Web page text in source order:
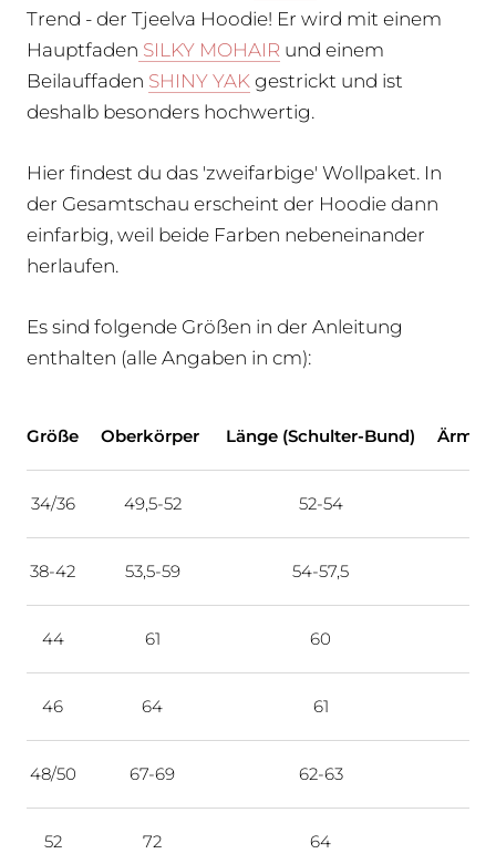
Trend - der Tjeelva Hoodie! Er wird mit einem
Hauptfaden SILKY MOHAIR und einem
Beilauffaden SHINY YAK gestrickt und ist
deshalb besonders hochwertig.
Hier findest du das 'zweifarbige' Wollpaket. In
der Gesamtschau erscheint der Hoodie dann
einfarbig, weil beide Farben nebeneinander
herlaufen.
Es sind folgende Größen in der Anleitung
enthalten (alle Angaben in cm):
Größe Oberkörper Länge (Schulter-Bund) Ärmel
34/36 49,5-52 52-54
38-42 53,5-59 54-57,5
44 61 60
46 64 61
48/50 67-69 62-63
52 72 64